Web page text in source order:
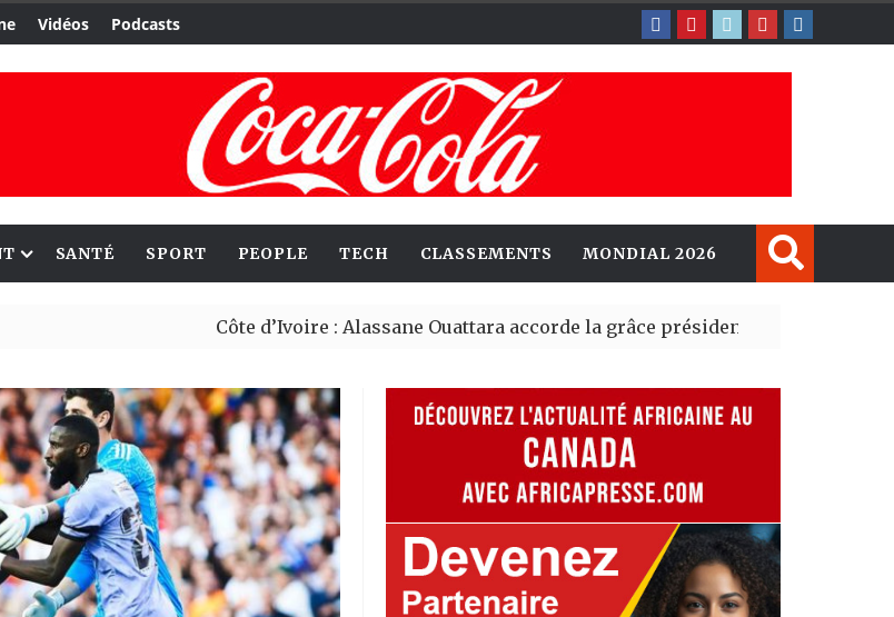
Vidéos Podcasts
SANTÉ SPORT PEOPLE TECH CLASSEMENTS MONDIAL 2026
Côte d’Ivoire : Alassane Ouattara accorde la grâce présidentielle à 4 661